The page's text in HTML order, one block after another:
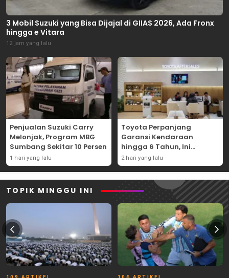
3 Mobil Suzuki yang Bisa Dijajal di GIIAS 2026, Ada Fronx
hingga e Vitara
12 jam yang lalu
Penjualan Suzuki Carry
Melonjak, Program MBG
Sumbang Sekitar 10 Persen
1 hari yang lalu
Toyota Perpanjang
Garansi Kendaraan
hingga 6 Tahun, Ini
Syaratnya
2 hari yang lalu
TOPIK MINGGU INI